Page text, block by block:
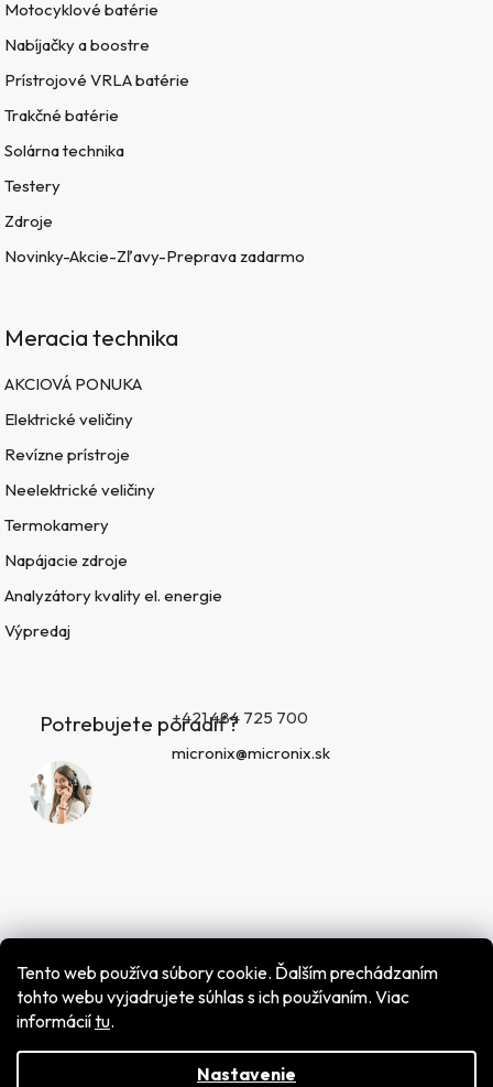
Tento web používa súbory cookie. Ďalším prechádzaním
tohto webu vyjadrujete súhlas s ich používaním. Viac
informáciítu.
Nastavenie
Motocyklové batérie
Nabíjačky a boostre
Prístrojové VRLA batérie
Trakčné batérie
Solárna technika
Testery
Zdroje
Novinky-Akcie-Zľavy-Preprava zadarmo
Meracia technika
AKCIOVÁ PONUKA
Elektrické veličiny
Revízne prístroje
Neelektrické veličiny
Termokamery
Napájacie zdroje
Analyzátory kvality el. energie
Výpredaj
Potrebujete poradiť?+421 484 725 700
micronix@micronix.sk
Copyright 2026MICRONIX spol. s r.o.. Všetky práva
vyhradené.